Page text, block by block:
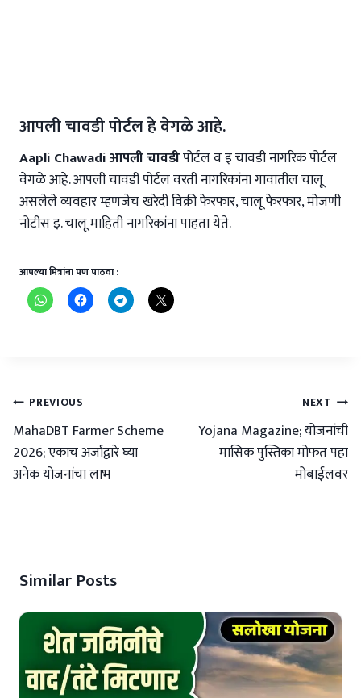
आपली चावडी पोर्टल हे वेगळे आहे.
Aapli Chawadiआपली चावडीपोर्टल व इ चावडी नागरिक पोर्टल
वेगळे आहे. आपली चावडी पोर्टल वरती नागरिकांना गावातील चालू
असलेले व्यवहार म्हणजेच खरेदी विक्री फेरफार, चालू फेरफार, मोजणी
नोटीस इ. चालू माहिती नागरिकांना पाहता येते.
आपल्या मित्रांना पण पाठवा :
Post
navigation
PREVIOUS
MahaDBT Farmer Scheme
2026; एकाच अर्जाद्वारे घ्या
अनेक योजनांचा लाभ
NEXT
Yojana Magazine; योजनांची
मासिक पुस्तिका मोफत पहा
मोबाईलवर
Similar Posts